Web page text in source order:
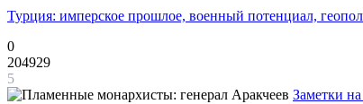
Турция: имперское прошлое, военный потенциал,
0
204929
5
Заметки